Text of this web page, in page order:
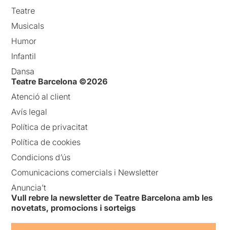
Teatre
Musicals
Humor
Infantil
Dansa
Teatre Barcelona ©2026
Atenció al client
Avís legal
Política de privacitat
Política de cookies
Condicions d’ús
Comunicacions comercials i Newsletter
Anuncia’t
Vull rebre la newsletter de Teatre Barcelona amb les
novetats, promocions i sorteigs